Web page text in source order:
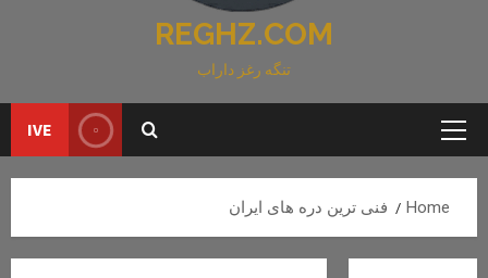
REGHZ.COM
تنگه رغز داراب
Primary
IVE
Home فنی ترین دره های ایران